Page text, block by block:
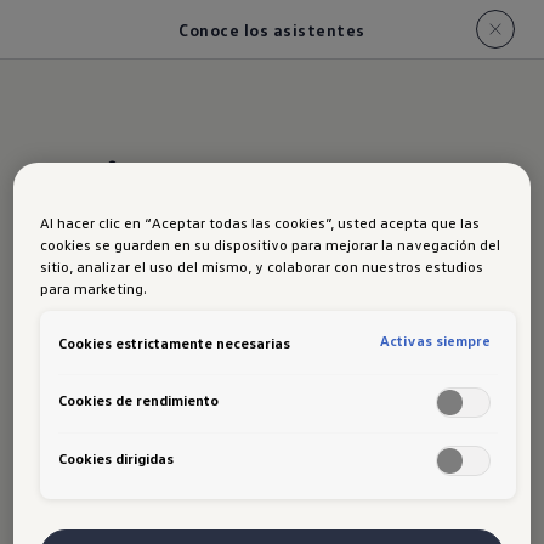
Conoce los asistentes
Asistentes que
cuidan cada
movimiento
para hacer cada viaje más seguro, cómodo y
asistente de colisión frontal
, que ayuda a
situaciones críticas. A partir de la versión
Al hacer clic en “Aceptar todas las cookies”, usted acepta que las
cookies se guarden en su dispositivo para mejorar la navegación del
sitio, analizar el uso del mismo, y colaborar con nuestros estudios
para marketing.
Cookies estrictamente necesarias Activas siempre
Cookies de rendimiento
Cookies dirigidas